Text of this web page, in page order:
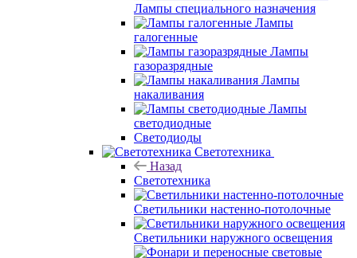
Лампы специального назначения
Лампы
галогенные
Лампы
газоразрядные
Лампы
накаливания
Лампы
светодиодные
Светодиоды
Светотехника
Назад
Светотехника
Светильники настенно-потолочные
Светильники наружного освещения